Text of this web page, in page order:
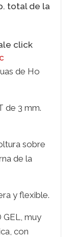
total de la
click
de Ho
de 3 mm.
sobre
de la
y flexible.
GEL, muy
con